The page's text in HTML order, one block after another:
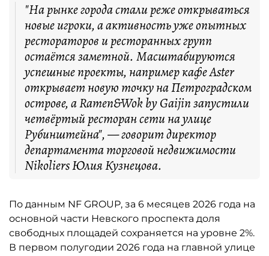
"На рынке города стали реже открываться
новые игроки, а активность уже опытных
рестораторов и ресторанных групп
остаётся заметной. Масштабируются
успешные проекты, например кафе Aster
открывает новую точку на Петроградском
острове, а Ramen&Wok by Gaijin запустили
четвёртый ресторан сети на улице
Рубинштейна", — говорит директор
департамента торговой недвижимости
Nikoliers Юлия Кузнецова.
По данным NF GROUP, за 6 месяцев 2026 года на
основной части Невского проспекта доля
свободных площадей сохраняется на уровне 2%.
В первом полугодии 2026 года на главной улице